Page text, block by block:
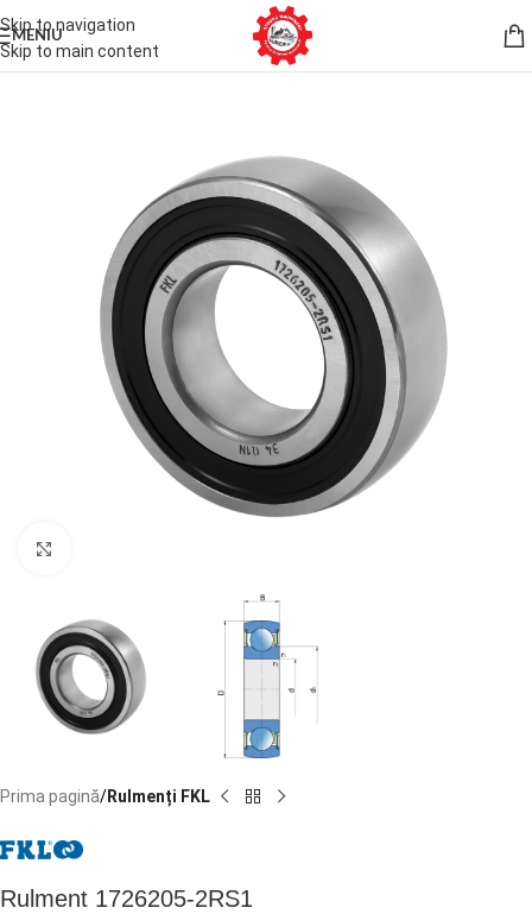
Skip to navigation
Skip to main content
MENIU
Prima pagină Rulmenți FKL
Rulment 1726205-2RS1